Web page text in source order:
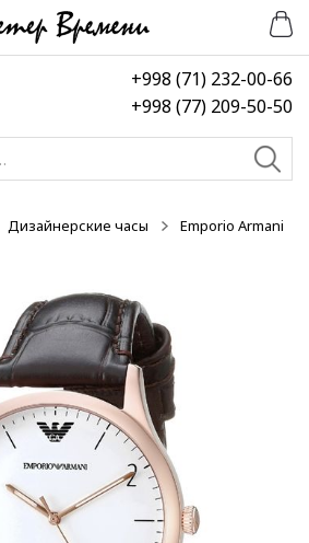
+998 (71) 232-00-66
+998 (77) 209-50-50
Дизайнерские часы
Emporio Armani